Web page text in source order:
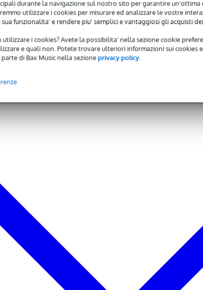
durante la navigazione sul nostro sito per garantire un'ottima
utilizzare i cookies per misurare ed analizzare le vostre
funzionalita' e rendere piu' semplici e vantaggiosi gli acquisti
utilizzare i cookies? Avete la possibilita' nella sezione cookie
e quali non. Potete trovare ulteriori informazioni sui cookies
di Bax Music nella sezioneprivacy policy.
m @ ZN
Hz
174 litri
kg
27 mm